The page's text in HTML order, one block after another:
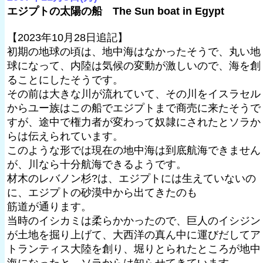
エジプトの太陽の船 The Sun boat in Egypt
【2023年10月28日追記】
初期の地球の頃は、地中海はなかったそうで、丸い地
球になって、内陸は気候の変動が激しいので、海を創
ることにしたそうです。
その前は大きな川が流れていて、その川をイスラセル
からユー族はこの船でエジプトまで商売に来たそうで
すが、途中で権力者が変わって奴隷にされたとソラか
らは伝えられています。
このような形では現在の地中海は到底航海できません
が、川なら十分航海できるようです。
材木のレバノン杉?は、エジプトには生えていないの
に、エジプトの砂漠中から出てきたのも
筋道が通ります。
当時のイシカミは柔らかかったので、巨人のイシジン
が土地を掘り上げて、大西洋の真ん中に運びだしてア
トランティス大陸を創り、堀りとられたところが地中